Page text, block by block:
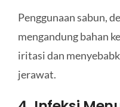
Penggunaan sabun,
mengandung bahan
iritasi dan
jerawat.